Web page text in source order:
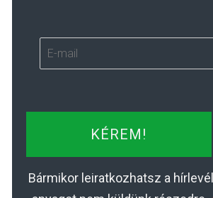
KÉREM!
Bármikor leiratkozhatsz a